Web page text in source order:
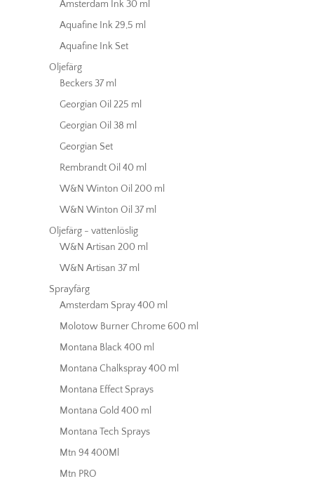
Amsterdam Ink 30 ml
Aquafine Ink 29,5 ml
Aquafine Ink Set
Oljefärg
Beckers 37 ml
Georgian Oil 225 ml
Georgian Oil 38 ml
Georgian Set
Rembrandt Oil 40 ml
W&N Winton Oil 200 ml
W&N Winton Oil 37 ml
Oljefärg - vattenlöslig
W&N Artisan 200 ml
W&N Artisan 37 ml
Sprayfärg
Amsterdam Spray 400 ml
Molotow Burner Chrome 600 ml
Montana Black 400 ml
Montana Chalkspray 400 ml
Montana Effect Sprays
Montana Gold 400 ml
Montana Tech Sprays
Mtn 94 400Ml
Mtn PRO